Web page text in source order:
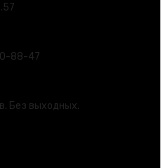
88-47
Без выходных.